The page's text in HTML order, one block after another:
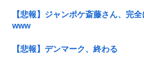
【悲報】ジャンポケ斎藤さん、完
www
【悲報】デンマーク、終わる